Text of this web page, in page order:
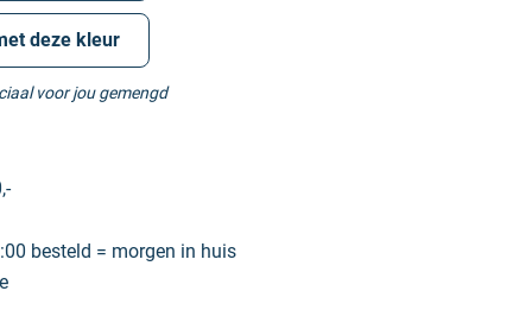
deze kleur
voor jou gemengd
besteld = morgen in huis